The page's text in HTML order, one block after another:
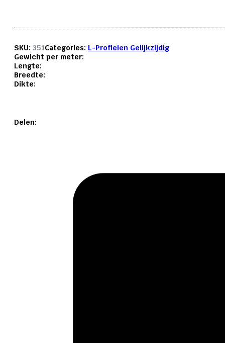
SKU: 351Categories: L-Profielen Gelijkzijdig
Gewicht per meter:
Lengte:
Breedte:
Dikte:
Delen: